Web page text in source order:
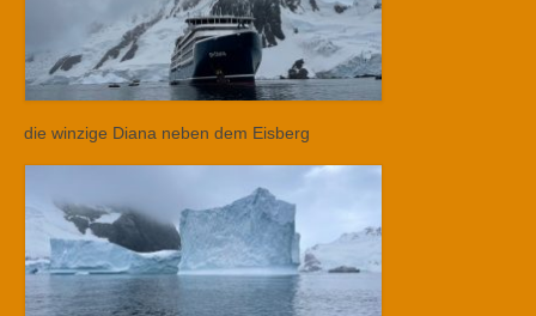
die winzige Diana neben dem Eisberg